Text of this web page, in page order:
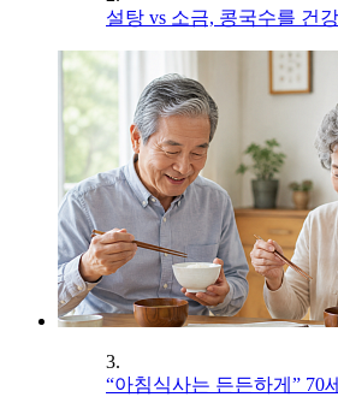
설탕 vs 소금, 콩국수를 건
3.
“아침식사는 든든하게” 70